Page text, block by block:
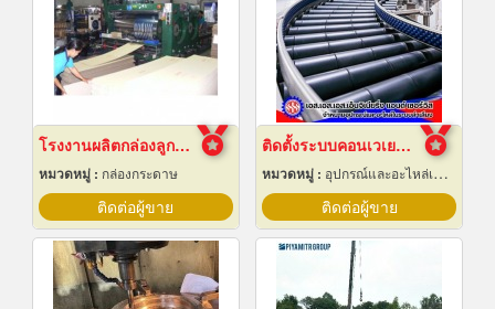
โรงงานผลิตกล่องลูกฟูก
หมวดหมู่ : กล่องกระดาษ
ติดต่อผู้ขาย
ติดตั้งระบบคอนเวเยอร์ (conveyor)
หมวดหมู่ : อุปกรณ์และอะไหล่เครื่องลำเลียงวัสดุ
ติดต่อผู้ขาย